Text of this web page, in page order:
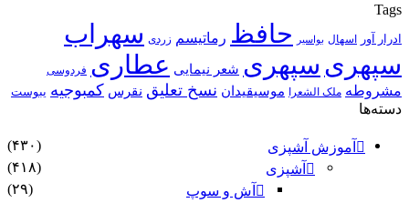
Tags
ادرار آور اسهال بواسیر حافظ رماتیسم زردی سهراب
سپهری سپهری شعر نیمایی عطاری فردوسی
مشروطه ملک الشعرا موسیقیدان نسخ تعلیق نقرس کمبوجیه یبوست
دسته‌ها
آموزش آشپزی
(۴۳۰)
آشپزی
(۴۱۸)
آش و سوپ
(۲۹)